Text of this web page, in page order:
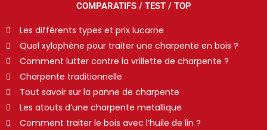
COMPARATIFS / TEST / TOP
Les différents types et prix lucarne
Quel xylophène pour traiter une charpente en bois ?
Comment lutter contre la vrillette de charpente ?
Charpente traditionnelle
Tout savoir sur la panne de charpente
Les atouts d’une charpente metallique
Comment traiter le bois avec l’huile de lin ?